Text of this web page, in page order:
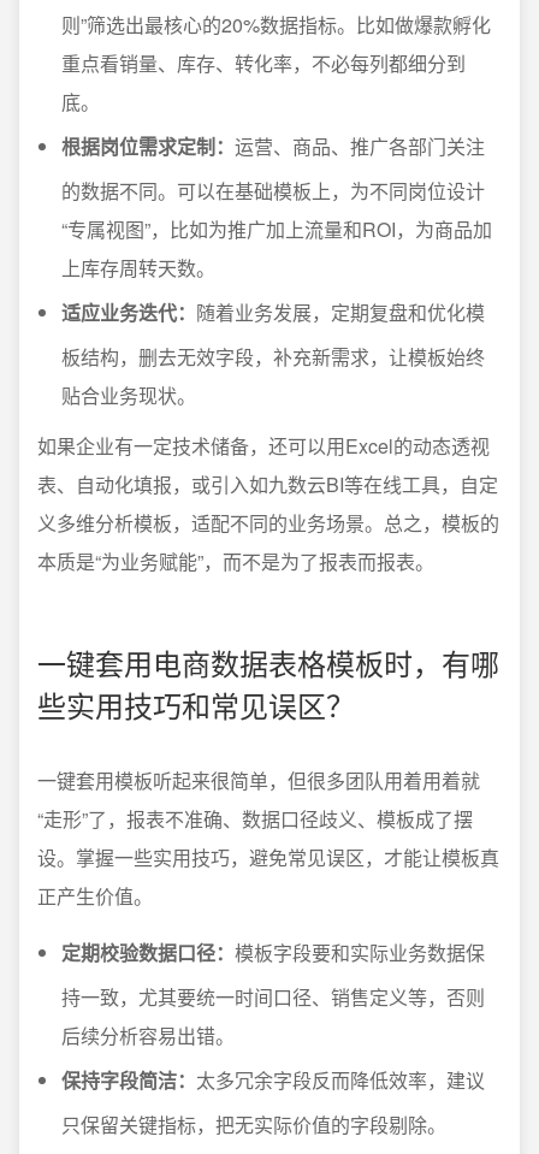
则”筛选出最核心的20%数据指标。比如做爆款孵化
重点看销量、库存、转化率，不必每列都细分到
底。
根据岗位需求定制： 运营、商品、推广各部门关注
的数据不同。可以在基础模板上，为不同岗位设计
“专属视图”，比如为推广加上流量和ROI，为商品加
上库存周转天数。
适应业务迭代： 随着业务发展，定期复盘和优化模
板结构，删去无效字段，补充新需求，让模板始终
贴合业务现状。
如果企业有一定技术储备，还可以用Excel的动态透视
表、自动化填报，或引入如九数云BI等在线工具，自定
义多维分析模板，适配不同的业务场景。总之，模板的
本质是“为业务赋能”，而不是为了报表而报表。
一键套用电商数据表格模板时，有哪
些实用技巧和常见误区？
一键套用模板听起来很简单，但很多团队用着用着就
“走形”了，报表不准确、数据口径歧义、模板成了摆
设。掌握一些实用技巧，避免常见误区，才能让模板真
正产生价值。
定期校验数据口径： 模板字段要和实际业务数据保
持一致，尤其要统一时间口径、销售定义等，否则
后续分析容易出错。
保持字段简洁： 太多冗余字段反而降低效率，建议
只保留关键指标，把无实际价值的字段剔除。